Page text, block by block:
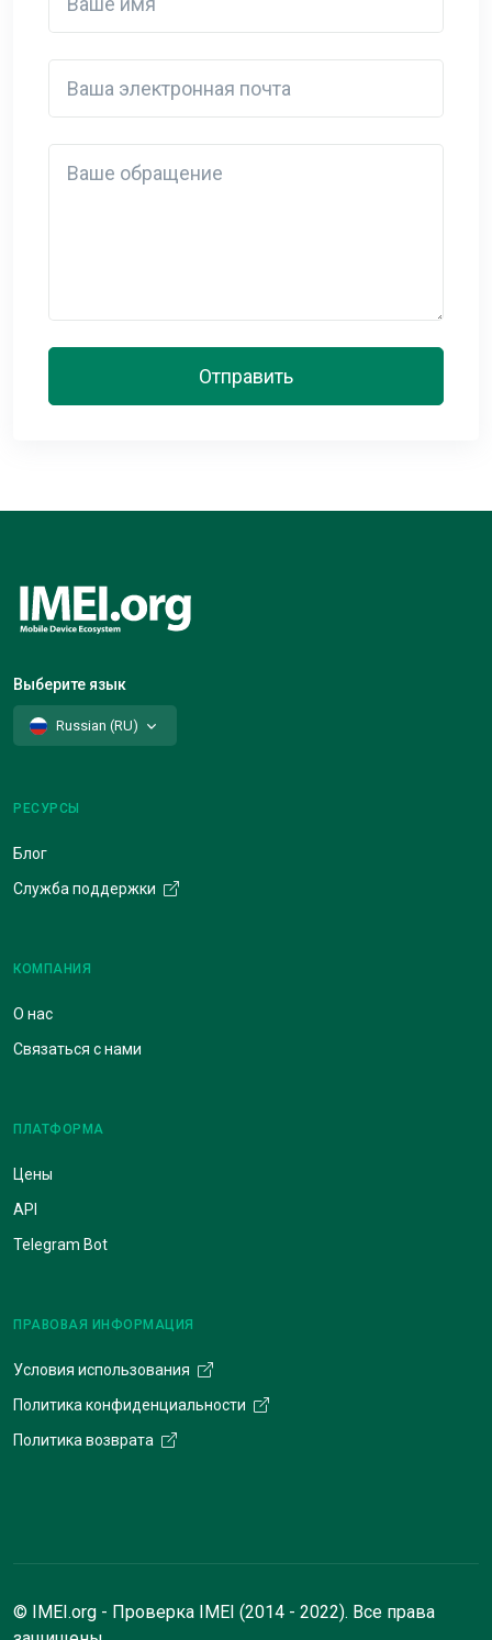
Отправить
Выберите язык
Russian (RU)
РЕСУРСЫ
Блог
Служба поддержки
КОМПАНИЯ
О нас
Связаться с нами
ПЛАТФОРМА
Цены
API
Telegram Bot
ПРАВОВАЯ ИНФОРМАЦИЯ
Условия использования
Политика конфиденциальности
Политика возврата
© IMEI.org - Проверка IMEI (2014 - 2022). Все права